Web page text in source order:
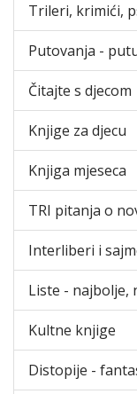
Trileri, krimići,
Putovanja -
Čitajte s djecom
Knjige za djecu
Knjiga mjeseca
TRI pitanja o
Interliberi i
Liste - najbolje,
Kultne knjige
Distopije -